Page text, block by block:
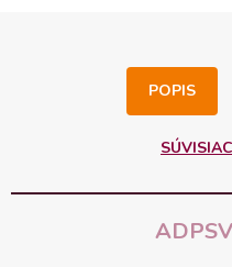
POPIS